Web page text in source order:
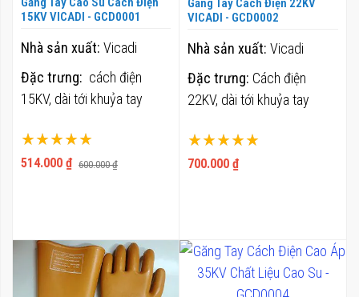
15KV VICADI - GCD0001
Xếp hạng:
100%
514.000 ₫ 600.000 ₫
Nhà sản xuất: Vicadi
Đặc trưng: cách điện
15KV, dài tới khuỷa tay
Găng Tay Cách Điện 22KV
VICADI - GCD0002
Xếp hạng:
100%
700.000 ₫
Nhà sản xuất: Vicadi
Đặc trưng: Cách điện
22KV, dài tới khuỷa tay